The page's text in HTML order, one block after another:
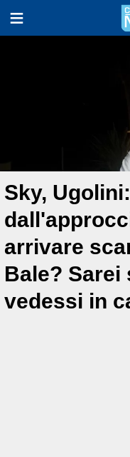
Sky,
arrivare
Bale?
vedessi in